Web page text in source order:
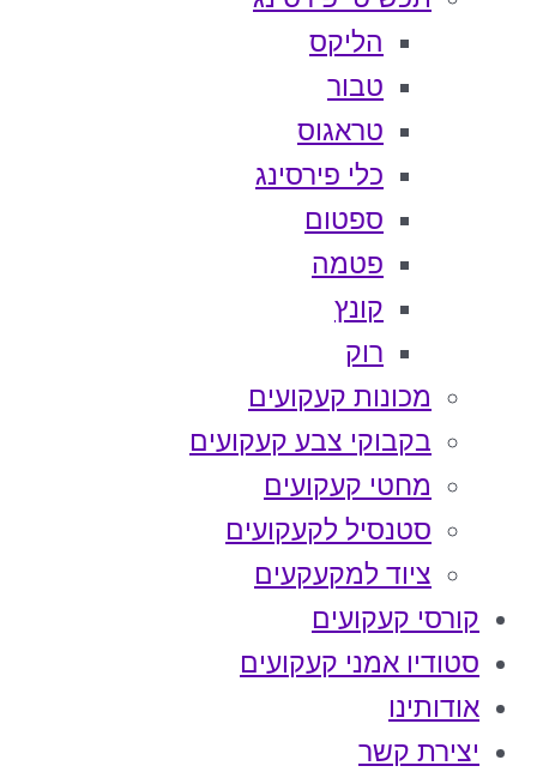
הליקס
טבור
טראגוס
כלי פירסינג
ספטום
פטמה
קונץ
רוק
מכונות קעקועים
בקבוקי צבע קעקועים
מחטי קעקועים
סטנסיל לקעקועים
ציוד למקעקעים
קורסי קעקועים
סטודיו אמני קעקועים
אודותינו
יצירת קשר